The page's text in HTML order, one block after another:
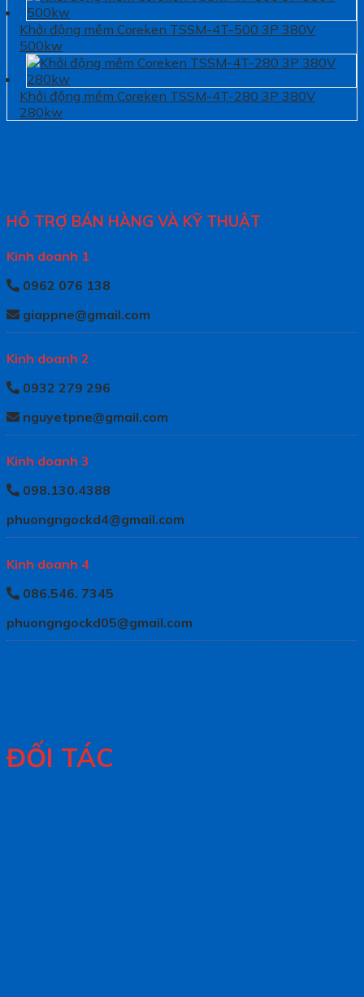
Khởi động mềm Coreken TSSM-4T-500 3P 380V
500kw
Khởi động mềm Coreken TSSM-4T-280 3P 380V
280kw
HỖ TRỢ BÁN HÀNG VÀ KỸ THUẬT
Kinh doanh 1
0962 076 138
giappne@gmail.com
Kinh doanh 2
0932 279 296
nguyetpne@gmail.com
Kinh doanh 3
098.130.4388
phuongngockd4@gmail.com
Kinh doanh 4
086.546. 7345
phuongngockd05@gmail.com
ĐỐI TÁC